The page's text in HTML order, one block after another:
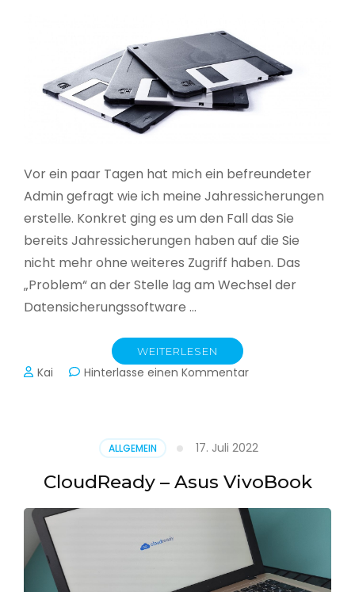
Vor ein paar Tagen hat mich ein befreundeter
Admin gefragt wie ich meine Jahressicherungen
erstelle. Konkret ging es um den Fall das Sie
bereits Jahressicherungen haben auf die Sie
nicht mehr ohne weiteres Zugriff haben. Das
„Problem“ an der Stelle lag am Wechsel der
Datensicherungssoftware …
WEITERLESEN
Kai Hinterlasse einen Kommentarzu
Jahressicherung
ALLGEMEIN 17. Juli 2022
CloudReady – Asus VivoBook